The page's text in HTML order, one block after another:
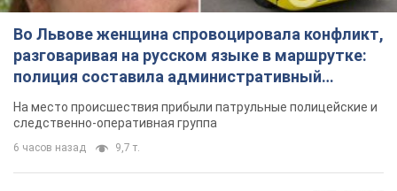
Во Львове женщина спровоцировала конфликт,
разговаривая на русском языке в маршрутке:
полиция составила административный
протокол. Видео
На место происшествия прибыли патрульные полицейские и
следственно-оперативная группа
6 часов назад 9,7 т.